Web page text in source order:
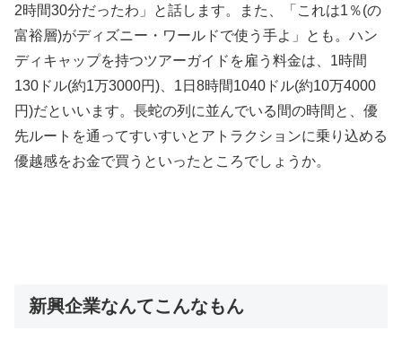
2時間30分だったわ」と話します。また、「これは1％(の
富裕層)がディズニー・ワールドで使う手よ」とも。ハン
ディキャップを持つツアーガイドを雇う料金は、1時間
130ドル(約1万3000円)、1日8時間1040ドル(約10万4000
円)だといいます。長蛇の列に並んでいる間の時間と、優
先ルートを通ってすいすいとアトラクションに乗り込める
優越感をお金で買うといったところでしょうか。
新興企業なんてこんなもん